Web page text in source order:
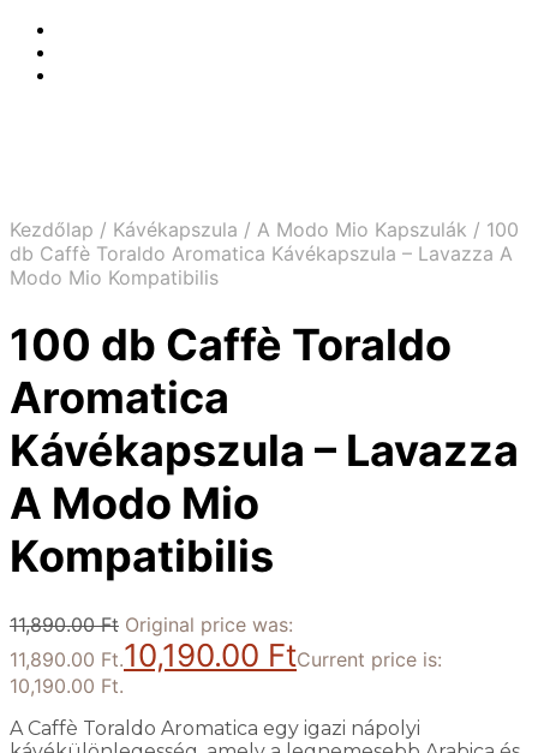
Kezdőlap / Kávékapszula / A Modo Mio Kapszulák / 100
db Caffè Toraldo Aromatica Kávékapszula – Lavazza A
Modo Mio Kompatibilis
100 db Caffè Toraldo
Aromatica
Kávékapszula – Lavazza
A Modo Mio
Kompatibilis
11,890.00Ft Original price was:
11,890.00 Ft.10,190.00 FtCurrent price is:
10,190.00 Ft.
A Caffè Toraldo Aromatica egy igazi nápolyi